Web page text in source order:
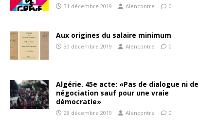
31 décembre 2019 Alencontre 0
Aux origines du salaire minimum
30 décembre 2019 Alencontre 0
Algérie. 45e acte: «Pas de dialogue ni de
négociation sauf pour une vraie
démocratie»
28 décembre 2019 Alencontre 0